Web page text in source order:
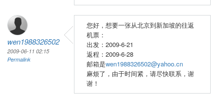
wen1988326502
2009-06-11 02:15
Permalink
您好，想要一张从北京到新加坡的往返
机票：
出发：2009-6-21
返程：2009-6-28
邮箱是wen1988326502@yahoo.cn
麻烦了，由于时间紧，请尽快联系，谢
谢！